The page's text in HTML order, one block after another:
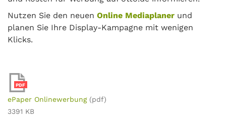
Nutzen Sie den neuen Online Mediaplaner und
planen Sie Ihre Display-Kampagne mit wenigen
Klicks.
PDF
ePaper Onlinewerbung (pdf)
3391 KB